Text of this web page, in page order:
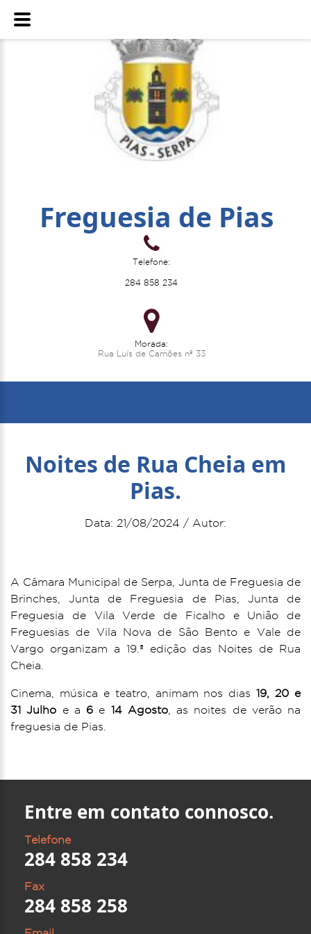
Freguesia de Pias
Telefone:
284 858 234
Morada:
Rua Luís de Camões nº 33
Noites de Rua Cheia em
Pias.
Data: 21/08/2024 / Autor:
A Câmara Municipal de Serpa, Junta de Freguesia de
Brinches, Junta de Freguesia de Pias, Junta de
Freguesia de Vila Verde de Ficalho e União de
Freguesias de Vila Nova de São Bento e Vale de
Vargo organizam a 19.ª edição das Noites de Rua
Cheia.
Cinema, música e teatro, animam nos dias19, 20 e
31 Julho e a 6 e 14 Agosto, as noites de verão na
freguesia de Pias.
Entre em contato connosco.
Telefone
284 858 234
Fax
284 858 258